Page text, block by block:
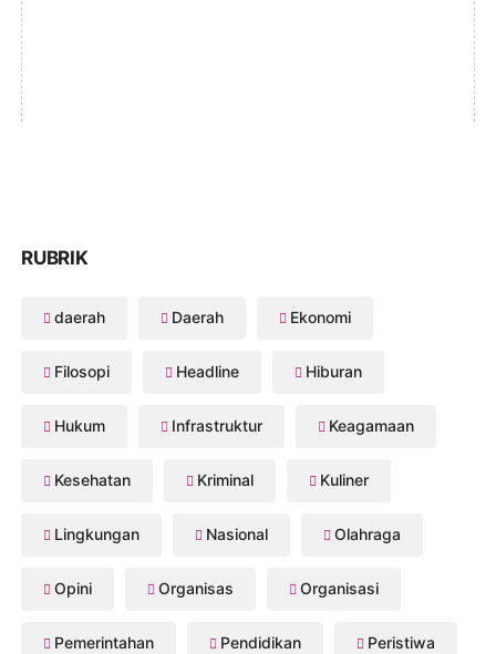
RUBRIK
daerah Daerah Ekonomi
Filosopi Headline Hiburan
Hukum Infrastruktur Keagamaan
Kesehatan Kriminal Kuliner
Lingkungan Nasional Olahraga
Opini Organisas Organisasi
Pemerintahan Pendidikan Peristiwa